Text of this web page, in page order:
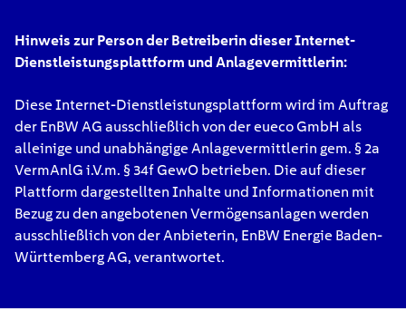
Hinweis zur Person der Betreiberin dieser Internet-
Dienstleistungsplattform und Anlagevermittlerin:
Diese Internet-Dienstleistungsplattform wird im Auftrag
der EnBW AG ausschließlich von der eueco GmbH als
alleinige und unabhängige Anlagevermittlerin gem. § 2a
VermAnlG i.V.m. § 34f GewO betrieben. Die auf dieser
Plattform dargestellten Inhalte und Informationen mit
Bezug zu den angebotenen Vermögensanlagen werden
ausschließlich von der Anbieterin, EnBW Energie Baden-
Württemberg AG, verantwortet.